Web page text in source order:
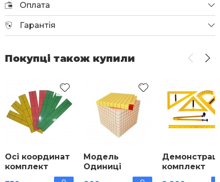
Оплата
Гарантія
Покупці також купили
Осі координат
комплект
Модель
Одиниці
комплект